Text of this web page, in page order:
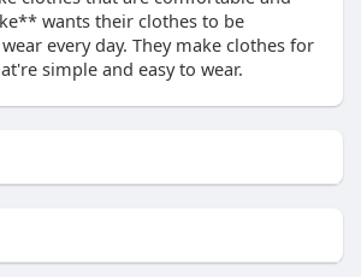
wants their clothes to be
every day. They make clothes for
simple and easy to wear.